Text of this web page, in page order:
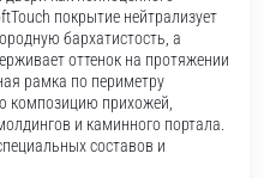
покрытие нейтрализует
бархатистость, а
оттенок на протяжении
рамка по периметру
композицию прихожей,
и каминного портала.
составов и